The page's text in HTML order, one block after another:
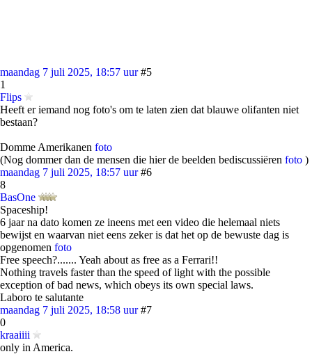
maandag 7 juli 2025, 18:57 uur #5
1
Flips
Heeft er iemand nog foto's om te laten zien dat blauwe olifanten niet
bestaan?
Domme Amerikanen foto
(Nog dommer dan de mensen die hier de beelden bediscussiëren foto )
maandag 7 juli 2025, 18:57 uur #6
8
BasOne
Spaceship!
6 jaar na dato komen ze ineens met een video die helemaal niets
bewijst en waarvan niet eens zeker is dat het op de bewuste dag is
opgenomen foto
Free speech?....... Yeah about as free as a Ferrari!!
Nothing travels faster than the speed of light with the possible
exception of bad news, which obeys its own special laws.
Laboro te salutante
maandag 7 juli 2025, 18:58 uur #7
0
kraaiiii
only in America.